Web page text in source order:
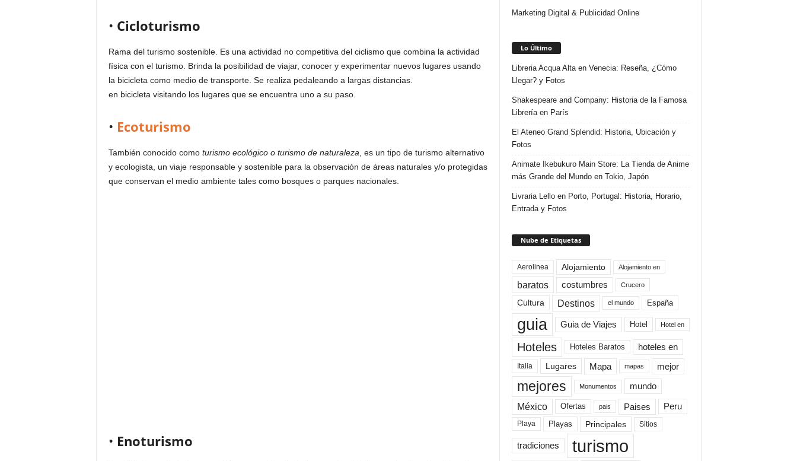
• Cicloturismo
Rama del turismo sostenible. Es una actividad no competitiva del ciclismo que combina la actividad
física con el turismo. Brinda la posibilidad de viajar, conocer y experimentar nuevos lugares usando
la bicicleta como medio de transporte. Se realiza pedaleando a largas distancias.
en bicicleta visitando los lugares que se encuentra uno a su paso.
• Ecoturismo
También conocido como turismo ecológico o turismo de naturaleza , es un tipo de turismo alternativo
y ecologista, un viaje responsable y sostenible para la observación de áreas naturales y/o protegidas
que conservan el medio ambiente tales como bosques o parques nacionales.
• Enoturismo
Marketing Digital & Publicidad Online
Lo Último
Libreria Acqua Alta en Venecia: Reseña, ¿Cómo
Llegar? y Fotos
Shakespeare and Company: Historia de la Famosa
Librería en París
El Ateneo Grand Splendid: Historia, Ubicación y
Fotos
Animate Ikebukuro Main Store: La Tienda de Anime
más Grande del Mundo en Tokio, Japón
Livraria Lello en Porto, Portugal: Historia, Horario,
Entrada y Fotos
Nube de Etiquetas
Aerolinea Alojamiento Alojamiento en
baratos costumbres Crucero
Cultura Destinos el mundo España
guia Guia de Viajes Hotel Hotel en
Hoteles Hoteles Baratos hoteles en
Italia Lugares Mapa mapas mejor
mejores Monumentos mundo
México Ofertas pais Paises Peru
Playa Playas Principales Sitios
tradiciones turismo